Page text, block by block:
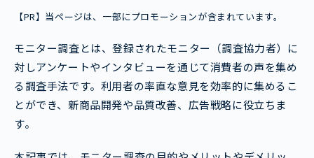
【PR】当ページは、一部にプロモーションが含まれています。
モニター調査とは、登録されたモニター（調査協力者）に
対しアンケートやインタビューを通じて消費者の声を集め
る調査手法です。利用者の率直な意見を効率的に集めるこ
とができ、新商品開発や品質改善、広告戦略に役立ちま
す。